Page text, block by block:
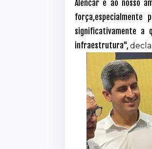
Alencar e ao nosso
força,especialmente
significativamente a
infraestrutura",